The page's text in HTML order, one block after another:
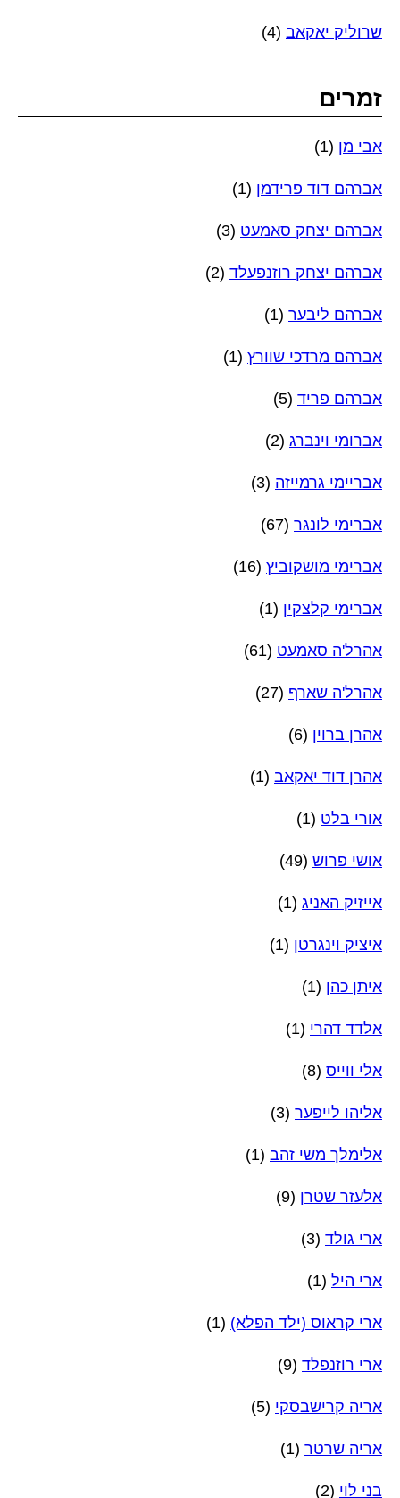
שרוליק יאקאב (4)
זמרים
אבי מן (1)
אברהם דוד פרידמן (1)
אברהם יצחק סאמעט (3)
אברהם יצחק רוזנפעלד (2)
אברהם ליבער (1)
אברהם מרדכי שוורץ (1)
אברהם פריד (5)
אברומי וינברג (2)
אבריימי גרמייזה (3)
אברימי לונגר (67)
אברימי מושקוביץ (16)
אברימי קלצקין (1)
אהרל'ה סאמעט (61)
אהרל'ה שארף (27)
אהרן ברוין (6)
אהרן דוד יאקאב (1)
אורי בלט (1)
אושי פרוש (49)
אייזיק האניג (1)
איציק וינגרטן (1)
איתן כהן (1)
אלדד דהרי (1)
אלי ווייס (8)
אליהו לייפער (3)
אלימלך משי זהב (1)
אלעזר שטרן (9)
ארי גולד (3)
ארי היל (1)
ארי קראוס (ילד הפלא) (1)
ארי רוזנפלד (9)
אריה קרישבסקי (5)
אריה שרטר (1)
בני לוי (2)